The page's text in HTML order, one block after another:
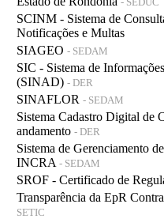
SCINM - Sistema de
Notificações e Multas
SIAGEO - SEDAM
SIC - Sistema de
(SINAD) - DER
SINAFLOR - SEDAM
Sistema Cadastro Digital de
andamento - DER
Sistema de Gerenciamento
INCRA - SEDAM
SROF - Certificado de
Transparência da EpR
SETIC